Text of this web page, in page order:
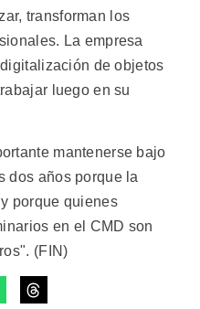
transforman los
La empresa
de objetos
luego en su
mantenerse bajo
dos años porque la
porque quienes
en el CMD son
(FIN)